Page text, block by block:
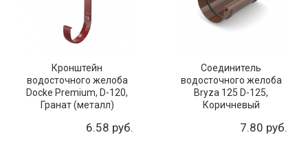
Кронштейн
водосточного желоба
Docke Premium, D-120,
Гранат (металл)
6.58 руб.
Соединитель
водосточного желоба
Bryza 125 D-125,
Коричневый
7.80 руб.